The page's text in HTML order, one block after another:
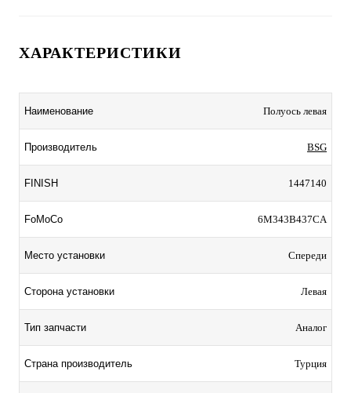
ХАРАКТЕРИСТИКИ
Наименование Полуось левая
Производитель BSG
FINISH 1447140
FoMoCo 6M343B437CA
Место установки Спереди
Сторона установки Левая
Тип запчасти Аналог
Страна производитель Турция